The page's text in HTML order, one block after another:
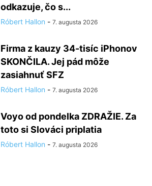
odkazuje, čo s...
Róbert Hallon - 7. augusta 2026
Firma z kauzy 34-tisíc iPhonov
SKONČILA. Jej pád môže
zasiahnuť SFZ
Róbert Hallon - 7. augusta 2026
Voyo od pondelka ZDRAŽIE. Za
toto si Slováci priplatia
Róbert Hallon - 7. augusta 2026